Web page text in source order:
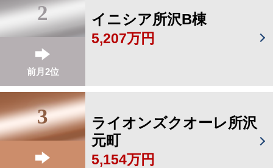
2
前月2位
イニシア所沢B棟
5,207万円
3
ライオンズクオーレ所沢
元町
5,154万円